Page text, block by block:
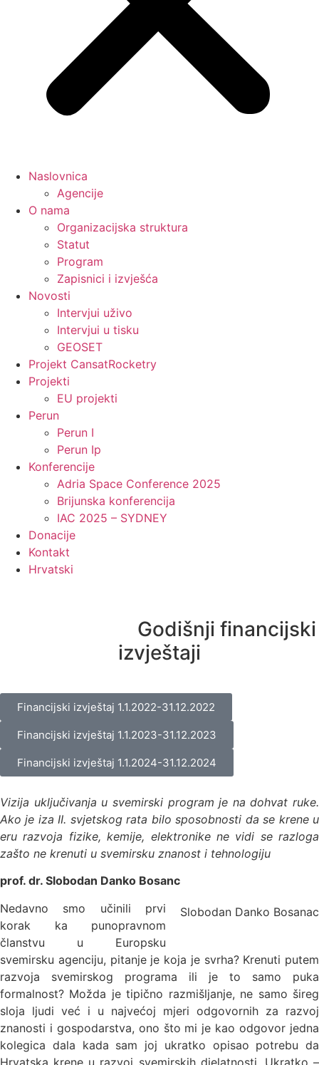
Naslovnica
Agencije
O nama
Organizacijska struktura
Statut
Program
Zapisnici i izvješća
Novosti
Intervjui uživo
Intervjui u tisku
GEOSET
Projekt CansatRocketry
Projekti
EU projekti
Perun
Perun I
Perun Ip
Konferencije
Adria Space Conference 2025
Brijunska konferencija
IAC 2025 – SYDNEY
Donacije
Kontakt
Hrvatski
Godišnji financijski
izvještaji
Financijski izvještaj 1.1.2022-31.12.2022
Financijski izvještaj 1.1.2023-31.12.2023
Financijski izvještaj 1.1.2024-31.12.2024
Vizija uključivanja u svemirski program je na dohvat ruke.
Ako je iza II. svjetskog rata bilo sposobnosti da se krene u
eru razvoja fizike, kemije, elektronike ne vidi se razloga
zašto ne krenuti u svemirsku znanost i tehnologiju
prof. dr. Slobodan Danko Bosanc
Slobodan Danko Bosanac
Nedavno smo učinili prvi
korak ka punopravnom
članstvu u Europsku
svemirsku agenciju, pitanje je koja je svrha? Krenuti putem
razvoja svemirskog programa ili je to samo puka
formalnost? Možda je tipično razmišljanje, ne samo šireg
sloja ljudi već i u najvećoj mjeri odgovornih za razvoj
znanosti i gospodarstva, ono što mi je kao odgovor jedna
kolegica dala kada sam joj ukratko opisao potrebu da
Hrvatska krene u razvoj svemirskih djelatnosti. Ukratko –